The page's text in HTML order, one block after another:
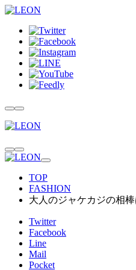
TOP
FASHION
大人のジャケカジの相
Twitter
Facebook
Line
Mail
Pocket